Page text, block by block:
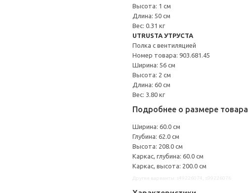
Высота: 1 см
Длина: 50 см
Вес: 0.31 кг
UTRUSTA УТРУСТА
Полка с вентиляцией
Номер товара: 903.681.45
Ширина: 56 см
Высота: 2 см
Длина: 60 см
Вес: 3.80 кг
Подробнее о размере товара
Ширина: 60.0 см
Глубина: 62.0 см
Высота: 208.0 см
Каркас, глубина: 60.0 см
Каркас, высота: 200.0 см